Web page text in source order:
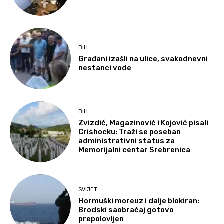
BIH
Građani izašli na ulice, svakodnevni
nestanci vode
BIH
Zvizdić, Magazinović i Kojović pisali
Crishocku: Traži se poseban
administrativni status za
Memorijalni centar Srebrenica
SVIJET
Hormuški moreuz i dalje blokiran:
Brodski saobraćaj gotovo
prepolovljen